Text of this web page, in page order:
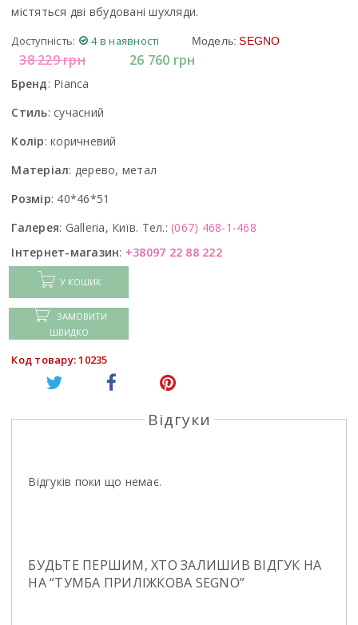
містяться дві вбудовані шухляди.
Доступність: 4 в наявності Модель: SEGNO
38 229грн 26 760 грн
Бренд: Pianca
Стиль: сучасний
Колір:коричневий
Матеріал: дерево, метал
Розмір: 40*46*51
Галерея: Galleria, Київ. Тел.: (067) 468-1-468
Інтернет-магазин: +38097 22 88 222
У КОШИК
ЗАМОВИТИ
ШВИДКО
Код товару: 10235
Відгуки
Відгуків поки що немає.
БУДЬТЕ ПЕРШИМ, ХТО ЗАЛИШИВ ВІДГУК НА
НА “ТУМБА ПРИЛIЖКОВА SEGNO”